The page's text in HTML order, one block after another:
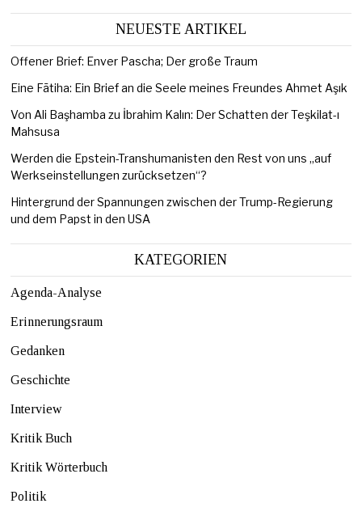
NEUESTE ARTIKEL
Offener Brief: Enver Pascha; Der große Traum
Eine Fātiha: Ein Brief an die Seele meines Freundes Ahmet Aşık
Von Ali Başhamba zu İbrahim Kalın: Der Schatten der Teşkilat-ı
Mahsusa
Werden die Epstein-Transhumanisten den Rest von uns „auf
Werkseinstellungen zurücksetzen“?
Hintergrund der Spannungen zwischen der Trump-Regierung
und dem Papst in den USA
KATEGORIEN
Agenda-Analyse
Erinnerungsraum
Gedanken
Geschichte
Interview
Kritik Buch
Kritik Wörterbuch
Politik